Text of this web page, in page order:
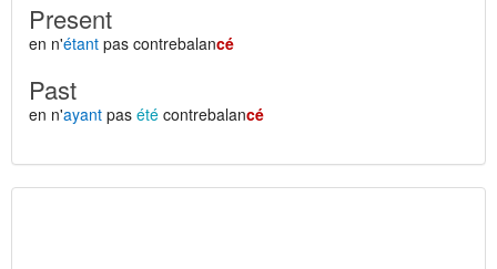
Present
en n'étant pas contrebalancé
Past
en n'ayant pas été contrebalancé